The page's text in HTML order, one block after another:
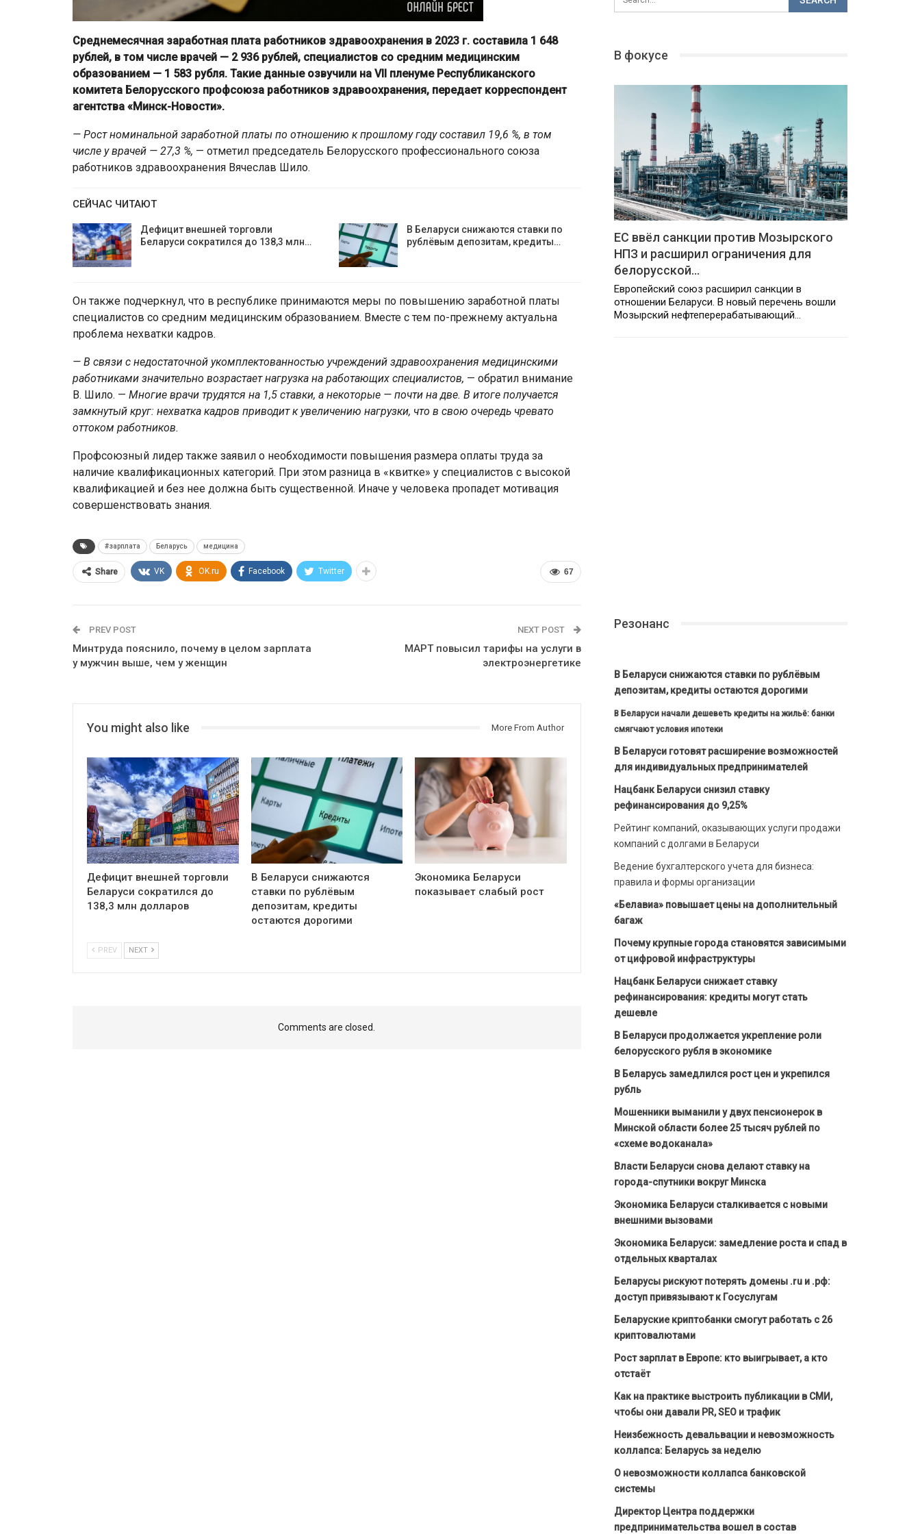
Среднемесячная заработная плата работников здравоохранения в 2023 г. составила 1 648
рублей, в том числе врачей — 2 936 рублей, специалистов со средним медицинским
образованием — 1 583 рубля. Такие данные озвучили на VII пленуме Республиканского
комитета Белорусского профсоюза работников здравоохранения, передает корреспондент
агентства «Минск-Новости».
— Рост номинальной заработной платы по отношению к прошлому году составил 19,6 %, в том
числе у врачей — 27,3 %, — отметил председатель Белорусского профессионального союза
работников здравоохранения Вячеслав Шило.
СЕЙЧАС ЧИТАЮТ
Дефицит внешней торговли
Беларуси сократился до 138,3 млн…
В Беларуси снижаются ставки по
рублёвым депозитам, кредиты…
Он также подчеркнул, что в республике принимаются меры по повышению заработной платы
специалистов со средним медицинским образованием. Вместе с тем по-прежнему актуальна
проблема нехватки кадров.
— В связи с недостаточной укомплектованностью учреждений здравоохранения медицинскими
работниками значительно возрастает нагрузка на работающих специалистов, — обратил внимание
В. Шило. — Многие врачи трудятся на 1,5 ставки, а некоторые — почти на две. В итоге получается
замкнутый круг: нехватка кадров приводит к увеличению нагрузки, что в свою очередь чревато
оттоком работников.
Профсоюзный лидер также заявил о необходимости повышения размера оплаты труда за
наличие квалификационных категорий. При этом разница в «квитке» у специалистов с высокой
квалификацией и без нее должна быть существенной. Иначе у человека пропадет мотивация
совершенствовать знания.
#зарплата Беларусь медицина
67
Share VK OK.ru Facebook Twitter
PREV POST
Минтруда пояснило, почему в целом зарплата
у мужчин выше, чем у женщин
NEXT POST
МАРТ повысил тарифы на услуги в
электроэнергетике
You might also like More From Author
Дефицит внешней торговли
Беларуси сократился до
138,3 млн долларов
В Беларуси снижаются
ставки по рублёвым
депозитам, кредиты
остаются дорогими
Экономика Беларуси
показывает слабый рост
PREV NEXT
Comments are closed.
В фокусе
ЕС ввёл санкции против Мозырского
НПЗ и расширил ограничения для
белорусской…
Европейский союз расширил санкции в
отношении Беларуси. В новый перечень вошли
Мозырский нефтеперерабатывающий…
Резонанс
В Беларуси снижаются ставки по рублёвым
депозитам, кредиты остаются дорогими
В Беларуси начали дешеветь кредиты на жильё: банки
смягчают условия ипотеки
В Беларуси готовят расширение возможностей
для индивидуальных предпринимателей
Нацбанк Беларуси снизил ставку
рефинансирования до 9,25%
Рейтинг компаний, оказывающих услуги продажи
компаний с долгами в Беларуси
Ведение бухгалтерского учета для бизнеса:
правила и формы организации
«Белавиа» повышает цены на дополнительный
багаж
Почему крупные города становятся зависимыми
от цифровой инфраструктуры
Нацбанк Беларуси снижает ставку
рефинансирования: кредиты могут стать
дешевле
В Беларуси продолжается укрепление роли
белорусского рубля в экономике
В Беларусь замедлился рост цен и укрепился
рубль
Мошенники выманили у двух пенсионерок в
Минской области более 25 тысяч рублей по
«схеме водоканала»
Власти Беларуси снова делают ставку на
города-спутники вокруг Минска
Экономика Беларуси сталкивается с новыми
внешними вызовами
Экономика Беларуси: замедление роста и спад в
отдельных кварталах
Беларусы рискуют потерять домены .ru и .рф:
доступ привязывают к Госуслугам
Беларуские криптобанки смогут работать с 26
криптовалютами
Рост зарплат в Европе: кто выигрывает, а кто
отстаёт
Как на практике выстроить публикации в СМИ,
чтобы они давали PR, SEO и трафик
Неизбежность девальвации и невозможность
коллапса: Беларусь за неделю
О невозможности коллапса банковской
системы
Директор Центра поддержки
предпринимательства вошел в состав